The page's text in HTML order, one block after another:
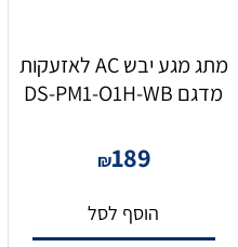
מתג מגע יבש AC לאזעקות
מדגם DS-PM1-O1H-WB
₪189
הוסף לסל